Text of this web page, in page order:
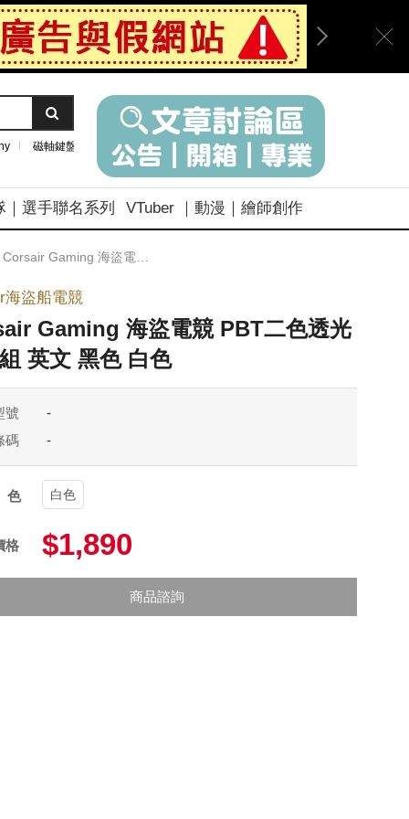
磁軸鍵盤
｜選手聯名系列 VTuber ｜動漫｜繪師創作
Corsair Gaming 海盜電競 PBT二色透光鍵帽組 英文 黑色 白色
海盜船電競
Gaming 海盜電競 PBT二色透光
英文 黑色 白色
號
-
碼
-
色 白色
格 $1,890
商品諮詢